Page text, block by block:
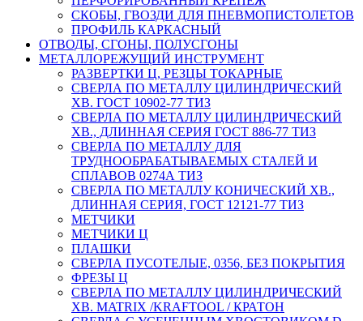
СКОБЫ, ГВОЗДИ ДЛЯ ПНЕВМОПИСТОЛЕТОВ
ПРОФИЛЬ КАРКАСНЫЙ
ОТВОДЫ, СГОНЫ, ПОЛУСГОНЫ
МЕТАЛЛОРЕЖУЩИЙ ИНСТРУМЕНТ
РАЗВЕРТКИ Ц, РЕЗЦЫ ТОКАРНЫЕ
СВЕРЛА ПО МЕТАЛЛУ ЦИЛИНДРИЧЕСКИЙ
ХВ. ГОСТ 10902-77 ТИЗ
СВЕРЛА ПО МЕТАЛЛУ ЦИЛИНДРИЧЕСКИЙ
ХВ., ДЛИННАЯ СЕРИЯ ГОСТ 886-77 ТИЗ
СВЕРЛА ПО МЕТАЛЛУ ДЛЯ
ТРУДНООБРАБАТЫВАЕМЫХ СТАЛЕЙ И
СПЛАВОВ 0274А ТИЗ
СВЕРЛА ПО МЕТАЛЛУ КОНИЧЕСКИЙ ХВ.,
ДЛИННАЯ СЕРИЯ, ГОСТ 12121-77 ТИЗ
МЕТЧИКИ
МЕТЧИКИ Ц
ПЛАШКИ
СВЕРЛА ПУСОТЕЛЫЕ, 0356, БЕЗ ПОКРЫТИЯ
ФРЕЗЫ Ц
СВЕРЛА ПО МЕТАЛЛУ ЦИЛИНДРИЧЕСКИЙ
ХВ. MATRIX /KRAFTOOL / КРАТОН